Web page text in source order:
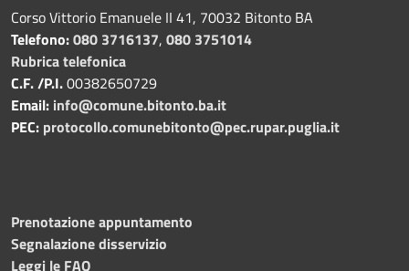
Corso Vittorio Emanuele II 41, 70032 Bitonto BA
Telefono:080 3716137, 080 3751014
Rubrica telefonica
C.F. /P.I.00382650729
Email: info@comune.bitonto.ba.it
PEC: protocollo.comunebitonto@pec.rupar.puglia.it
Prenotazione appuntamento
Segnalazione disservizio
Leggi le FAQ